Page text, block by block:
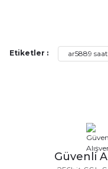
Serdar Keskin | 19/05/
Swatch yos Model
Mehmet Kenan | 18/
Etiketler : ar5889
Güvenli